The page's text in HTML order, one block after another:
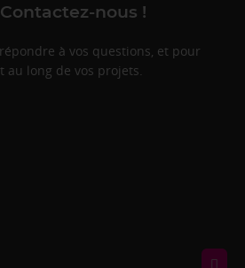
nous !
à vos questions, et pour
au long de vos projets.